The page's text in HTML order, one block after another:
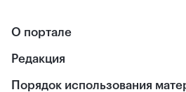
О портале
Редакция
Порядок использования